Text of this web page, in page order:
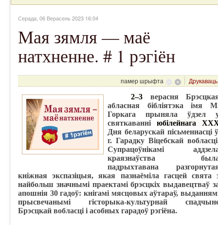
Серада, 06 Верасень 2023 16:04
Мая зямля — маё
натхненне. # 1 рэгіён
памер шрыфта
Друкаваць
2–3 верасня
абласная бібліятэка імя
Горкага прыняла ўдзел
святкаванні юбілейнага
Дня беларускай пісьменнасці
г. Гарадку Віцебскай
Супрацоўнікамі
краязнаўства
падрыхтавана
кніжная экспазіцыя, якая пазнаёміла гасцей свята
найбольш значнымі праектамі брэсцкіх выдавецтваў
апошнія 30 гадоў: кнігамі мясцовых аўтараў,
прысвечанымі гісторыка-культурнай
Брэсцкай вобласці і асобных гарадоў рэгіёна.